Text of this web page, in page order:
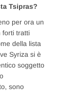
Tsipras?
per ora un
forti tratti
della lista
Syriza si è
soggetto
sono